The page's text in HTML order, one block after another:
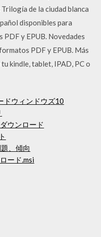
de la ciudad blanca
disponibles para
y EPUB. Novedades
PDF y EPUB. Más
kindle, tablet, IPAD, PC o
ドウィンドウズ10
ウンロード
、傾向
ード.msi